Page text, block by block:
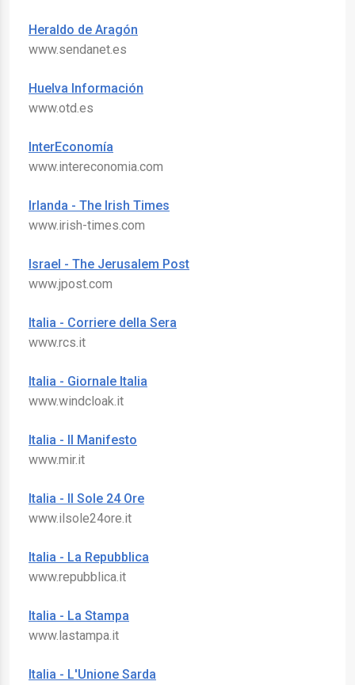
Heraldo de Aragón
www.sendanet.es
Huelva Información
www.otd.es
InterEconomía
www.intereconomia.com
Irlanda - The Irish Times
www.irish-times.com
Israel - The Jerusalem Post
www.jpost.com
Italia - Corriere della Sera
www.rcs.it
Italia - Giornale Italia
www.windcloak.it
Italia - Il Manifesto
www.mir.it
Italia - Il Sole 24 Ore
www.ilsole24ore.it
Italia - La Repubblica
www.repubblica.it
Italia - La Stampa
www.lastampa.it
Italia - L'Unione Sarda